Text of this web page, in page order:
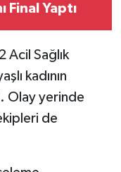
Final Yaptı
Acil Sağlık
kadının
Olay yerinde
de